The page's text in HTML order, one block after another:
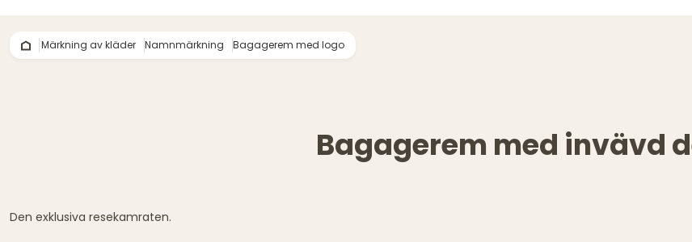
Märkning av kläder Namnmärkning Bagagerem med logo
Bagagerem med invävd
Den exklusiva resekamraten.